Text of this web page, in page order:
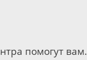
помогут вам.